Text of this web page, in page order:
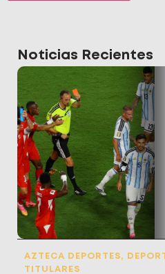
Noticias Recientes
AZTECA DEPORTES,
TITULARES